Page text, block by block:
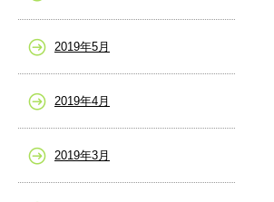
2019年5月
2019年4月
2019年3月